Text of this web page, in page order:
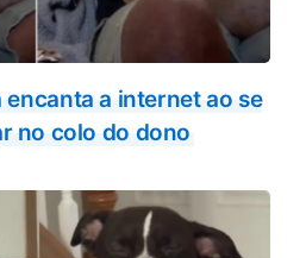
encanta a internet ao se
no colo do dono